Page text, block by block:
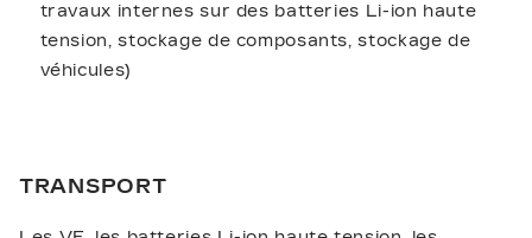
travaux internes sur des batteries Li-ion haute
tension, stockage de composants, stockage de
véhicules)
TRANSPORT